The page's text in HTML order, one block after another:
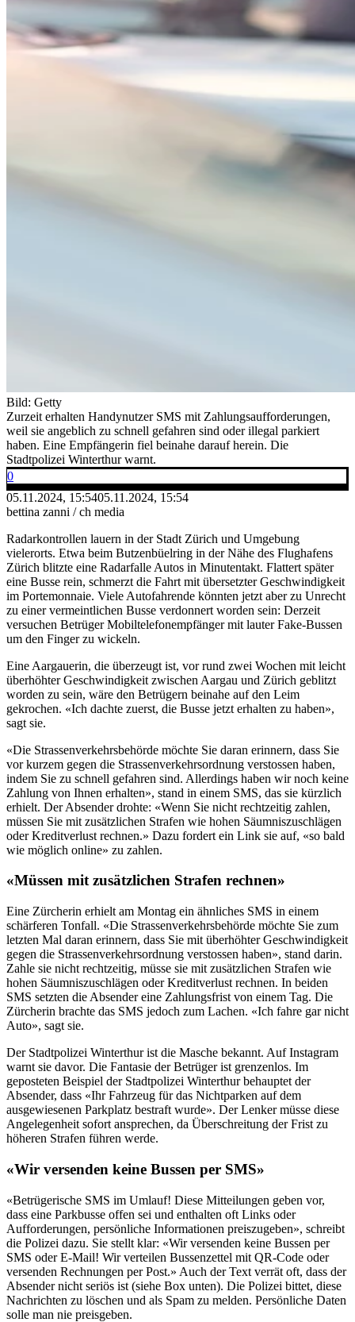
Bild: Getty
Zurzeit erhalten Handynutzer SMS mit Zahlungsaufforderungen,
weil sie angeblich zu schnell gefahren sind oder illegal parkiert
haben. Eine Empfängerin fiel beinahe darauf herein. Die
Stadtpolizei Winterthur warnt.
0
05.11.2024, 15:5405.11.2024, 15:54
bettina zanni / ch media
Radarkontrollen lauern in der Stadt Zürich und Umgebung
vielerorts. Etwa beim Butzenbüelring in der Nähe des Flughafens
Zürich blitzte eine Radarfalle Autos in Minutentakt. Flattert später
eine Busse rein, schmerzt die Fahrt mit übersetzter Geschwindigkeit
im Portemonnaie. Viele Autofahrende könnten jetzt aber zu Unrecht
zu einer vermeintlichen Busse verdonnert worden sein: Derzeit
versuchen Betrüger Mobiltelefonempfänger mit lauter Fake-Bussen
um den Finger zu wickeln.
Eine Aargauerin, die überzeugt ist, vor rund zwei Wochen mit leicht
überhöhter Geschwindigkeit zwischen Aargau und Zürich geblitzt
worden zu sein, wäre den Betrügern beinahe auf den Leim
gekrochen. «Ich dachte zuerst, die Busse jetzt erhalten zu haben»,
sagt sie.
«Die Strassenverkehrsbehörde möchte Sie daran erinnern, dass Sie
vor kurzem gegen die Strassenverkehrsordnung verstossen haben,
indem Sie zu schnell gefahren sind. Allerdings haben wir noch keine
Zahlung von Ihnen erhalten», stand in einem SMS, das sie kürzlich
erhielt. Der Absender drohte: «Wenn Sie nicht rechtzeitig zahlen,
müssen Sie mit zusätzlichen Strafen wie hohen Säumniszuschlägen
oder Kreditverlust rechnen.» Dazu fordert ein Link sie auf, «so bald
wie möglich online» zu zahlen.
«Müssen mit zusätzlichen Strafen rechnen»
Eine Zürcherin erhielt am Montag ein ähnliches SMS in einem
schärferen Tonfall. «Die Strassenverkehrsbehörde möchte Sie zum
letzten Mal daran erinnern, dass Sie mit überhöhter Geschwindigkeit
gegen die Strassenverkehrsordnung verstossen haben», stand darin.
Zahle sie nicht rechtzeitig, müsse sie mit zusätzlichen Strafen wie
hohen Säumniszuschlägen oder Kreditverlust rechnen. In beiden
SMS setzten die Absender eine Zahlungsfrist von einem Tag. Die
Zürcherin brachte das SMS jedoch zum Lachen. «Ich fahre gar nicht
Auto», sagt sie.
Der Stadtpolizei Winterthur ist die Masche bekannt. Auf Instagram
warnt sie davor. Die Fantasie der Betrüger ist grenzenlos. Im
geposteten Beispiel der Stadtpolizei Winterthur behauptet der
Absender, dass «Ihr Fahrzeug für das Nichtparken auf dem
ausgewiesenen Parkplatz bestraft wurde». Der Lenker müsse diese
Angelegenheit sofort ansprechen, da Überschreitung der Frist zu
höheren Strafen führen werde.
«Wir versenden keine Bussen per SMS»
«Betrügerische SMS im Umlauf! Diese Mitteilungen geben vor,
dass eine Parkbusse offen sei und enthalten oft Links oder
Aufforderungen, persönliche Informationen preiszugeben», schreibt
die Polizei dazu. Sie stellt klar: «Wir versenden keine Bussen per
SMS oder E-Mail! Wir verteilen Bussenzettel mit QR-Code oder
versenden Rechnungen per Post.» Auch der Text verrät oft, dass der
Absender nicht seriös ist (siehe Box unten). Die Polizei bittet, diese
Nachrichten zu löschen und als Spam zu melden. Persönliche Daten
solle man nie preisgeben.